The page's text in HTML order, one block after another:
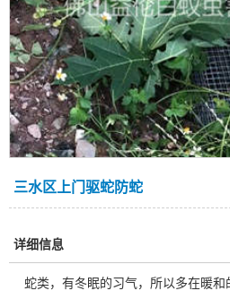
三水区上门驱蛇防蛇
详细信息
蛇类，有冬眠的习气，所以多在暖